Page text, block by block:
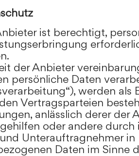
ist berechtigt,
der Anbieter
persönliche Daten
werden als
Vertragsparteien
anlässlich derer der
oder andere
Unterauftragnehmer
Daten im Sinne